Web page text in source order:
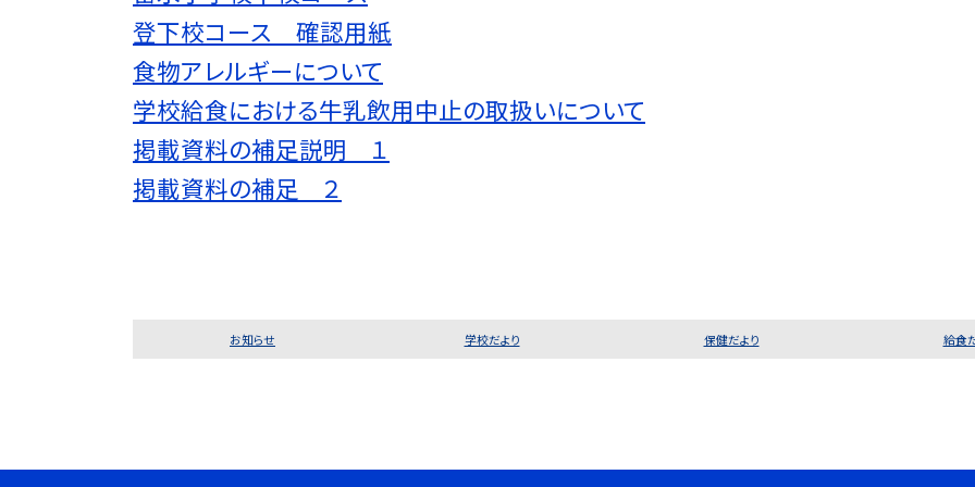
登下校コース 確認用紙
食物アレルギーについて
学校給食における牛乳飲用中止の取扱いについて
掲載資料の補足説明 １
掲載資料の補足 ２
お知らせ 学校だより 保健だより 給食